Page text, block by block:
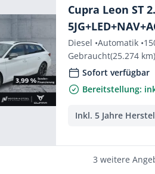
Cupra Leon ST
Diesel •Automatik •
Gebraucht(25.274 km)
Sofort verfügbar
Bereitstellung:
Inkl. 5 Jahre
3 weitere